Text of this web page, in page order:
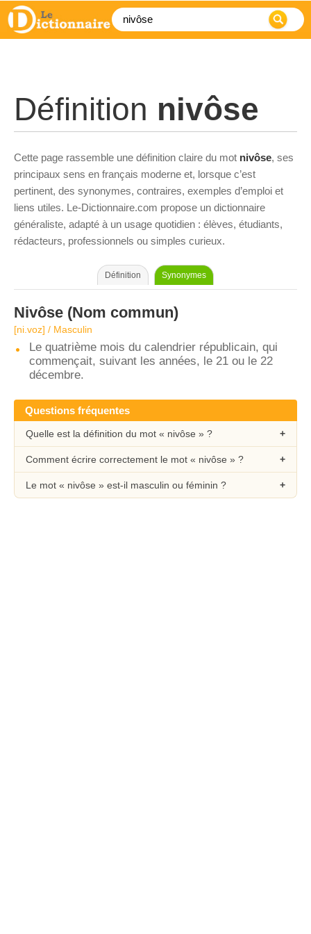
Définition nivôse
Cette page rassemble une définition claire du mot nivôse, ses
principaux sens en français moderne et, lorsque c’est
pertinent, des synonymes, contraires, exemples d’emploi et
liens utiles. Le-Dictionnaire.com propose un dictionnaire
généraliste, adapté à un usage quotidien : élèves, étudiants,
rédacteurs, professionnels ou simples curieux.
Définition Synonymes
Nivôse (Nom commun)
[ni.voz] / Masculin
Le quatrième mois du calendrier républicain, qui
commençait, suivant les années, le 21 ou le 22
décembre.
Questions fréquentes
Quelle est la définition du mot « nivôse » ?
Comment écrire correctement le mot « nivôse » ?
Le mot « nivôse » est-il masculin ou féminin ?